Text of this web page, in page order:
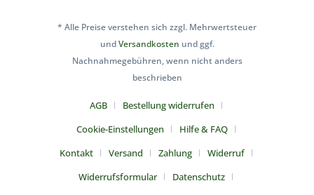
* Alle Preise verstehen sich zzgl. Mehrwertsteuer
undVersandkosten und ggf.
Nachnahmegebühren, wenn nicht anders
beschrieben
AGB
Bestellung widerrufen
Cookie-Einstellungen
Hilfe & FAQ
Kontakt
Versand Zahlung
Widerruf
Widerrufsformular
Datenschutz